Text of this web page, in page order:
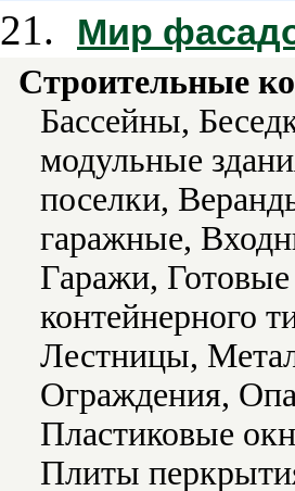
21. Мир
Строительные
Бассейны,
модульные
поселки,
гаражные,
Гаражи,
контейнерного
Лестницы,
Ограждения,
Пластиковые
Плиты